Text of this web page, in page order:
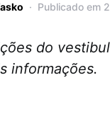
Publicado em
do
informações.